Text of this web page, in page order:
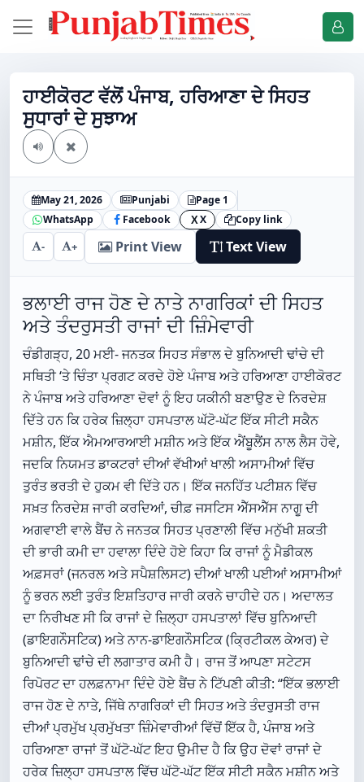
ਹਾਈਕੋਰਟ ਵੱਲੋਂ ਪੰਜਾਬ, ਹਰਿਆਣਾ ਦੇ ਸਿਹਤ
ਸੁਧਾਰਾਂ ਦੇ ਸੁਝਾਅ
May 21, 2026 Punjabi
Page 1
WhatsApp
Facebook X X Copy link
- + Print View Text View
ਭਲਾਈ ਰਾਜ ਹੋਣ ਦੇ ਨਾਤੇ ਨਾਗਰਿਕਾਂ ਦੀ ਸਿਹਤ
ਅਤੇ ਤੰਦਰੁਸਤੀ ਰਾਜਾਂ ਦੀ ਜ਼ਿੰਮੇਵਾਰੀ
ਚੰਡੀਗੜ੍ਹ, 20 ਮਈ- ਜਨਤਕ ਸਿਹਤ ਸੰਭਾਲ ਦੇ ਬੁਨਿਆਦੀ ਢਾਂਚੇ ਦੀ
ਸਥਿਤੀ ‘ਤੇ ਚਿੰਤਾ ਪ੍ਰਗਟ ਕਰਦੇ ਹੋਏ ਪੰਜਾਬ ਅਤੇ ਹਰਿਆਣਾ ਹਾਈਕੋਰਟ
ਨੇ ਪੰਜਾਬ ਅਤੇ ਹਰਿਆਣਾ ਦੋਵਾਂ ਨੂੰ ਇਹ ਯਕੀਨੀ ਬਣਾਉਣ ਦੇ ਨਿਰਦੇਸ਼
ਦਿੱਤੇ ਹਨ ਕਿ ਹਰੇਕ ਜ਼ਿਲ੍ਹਾ ਹਸਪਤਾਲ ਘੱਟੋ-ਘੱਟ ਇੱਕ ਸੀਟੀ ਸਕੈਨ
ਮਸ਼ੀਨ, ਇੱਕ ਐਮਆਰਆਈ ਮਸ਼ੀਨ ਅਤੇ ਇੱਕ ਐਂਬੂਲੈਂਸ ਨਾਲ ਲੈਸ ਹੋਵੇ,
ਜਦਕਿ ਨਿਯਮਤ ਡਾਕਟਰਾਂ ਦੀਆਂ ਵੱਖੀਆਂ ਖਾਲੀ ਅਸਾਮੀਆਂ ਵਿੱਚ
ਤੁਰੰਤ ਭਰਤੀ ਦੇ ਹੁਕਮ ਵੀ ਦਿੱਤੇ ਹਨ। ਇੱਕ ਜਨਹਿੱਤ ਪਟੀਸ਼ਨ ਵਿੱਚ
ਸਖ਼ਤ ਨਿਰਦੇਸ਼ ਜਾਰੀ ਕਰਦਿਆਂ, ਚੀਫ਼ ਜਸਟਿਸ ਐੱਸਐੱਸ ਨਾਗੂ ਦੀ
ਅਗਵਾਈ ਵਾਲੇ ਬੈਂਚ ਨੇ ਜਨਤਕ ਸਿਹਤ ਪ੍ਰਣਾਲੀ ਵਿੱਚ ਮਨੁੱਖੀ ਸ਼ਕਤੀ
ਦੀ ਭਾਰੀ ਕਮੀ ਦਾ ਹਵਾਲਾ ਦਿੰਦੇ ਹੋਏ ਕਿਹਾ ਕਿ ਰਾਜਾਂ ਨੂੰ ਮੈਡੀਕਲ
ਅਫ਼ਸਰਾਂ (ਜਨਰਲ ਅਤੇ ਸਪੈਸ਼ਲਿਸਟ) ਦੀਆਂ ਖਾਲੀ ਪਈਆਂ ਅਸਾਮੀਆਂ
ਨੂੰ ਭਰਨ ਲਈ ਤੁਰੰਤ ਇਸ਼ਤਿਹਾਰ ਜਾਰੀ ਕਰਨੇ ਚਾਹੀਦੇ ਹਨ। ਅਦਾਲਤ
ਦਾ ਨਿਰੀਖਣ ਸੀ ਕਿ ਰਾਜਾਂ ਦੇ ਜ਼ਿਲ੍ਹਾ ਹਸਪਤਾਲਾਂ ਵਿੱਚ ਬੁਨਿਆਦੀ
(ਡਾਇਗਨੌਸਟਿਕ) ਅਤੇ ਨਾਨ-ਡਾਇਗਨੌਸਟਿਕ (ਕ੍ਰਿਟੀਕਲ ਕੇਅਰ) ਦੇ
ਬੁਨਿਆਦੀ ਢਾਂਚੇ ਦੀ ਲਗਾਤਾਰ ਕਮੀ ਹੈ। ਰਾਜ ਤੋਂ ਆਪਣਾ ਸਟੇਟਸ
ਰਿਪੋਰਟ ਦਾ ਹਲਫ਼ਨਾਮਾ ਦਿੰਦੇ ਹੋਏ ਬੈਂਚ ਨੇ ਟਿੱਪਣੀ ਕੀਤੀ: “ਇੱਕ ਭਲਾਈ
ਰਾਜ ਹੋਣ ਦੇ ਨਾਤੇ, ਜਿੱਥੇ ਨਾਗਰਿਕਾਂ ਦੀ ਸਿਹਤ ਅਤੇ ਤੰਦਰੁਸਤੀ ਰਾਜ
ਦੀਆਂ ਪ੍ਰਮੁੱਖ ਪ੍ਰਮੁੱਖਤਾ ਜ਼ਿੰਮੇਵਾਰੀਆਂ ਵਿੱਚੋਂ ਇੱਕ ਹੈ, ਪੰਜਾਬ ਅਤੇ
ਹਰਿਆਣਾ ਰਾਜਾਂ ਤੋਂ ਘੱਟੋ-ਘੱਟ ਇਹ ਉਮੀਦ ਹੈ ਕਿ ਉਹ ਦੋਵਾਂ ਰਾਜਾਂ ਦੇ
ਹਰੇਕ ਜ਼ਿਲ੍ਹਾ ਹਸਪਤਾਲ ਵਿੱਚ ਘੱਟੋ-ਘੱਟ ਇੱਕ ਸੀਟੀ ਸਕੈਨ ਮਸ਼ੀਨ ਅਤੇ